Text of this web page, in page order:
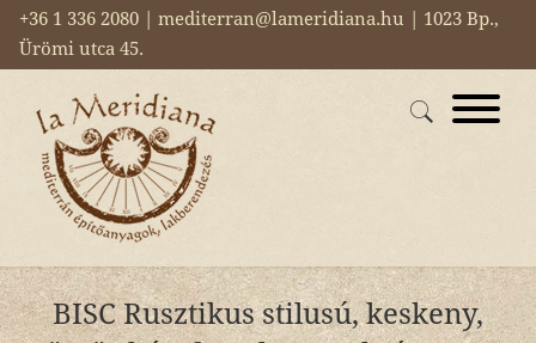
+36 1 336 2080 | mediterran@lameridiana.hu | 1023 Bp.,
Ürömi utca 45.
BISC Rusztikus stilusú, keskeny,